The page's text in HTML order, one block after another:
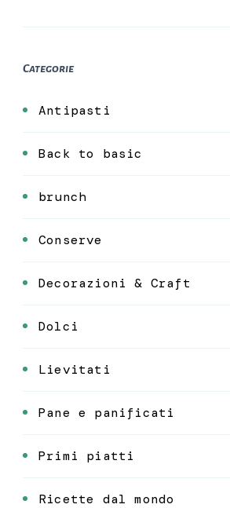
Categorie
Antipasti
Back to basic
brunch
Conserve
Decorazioni & Craft
Dolci
Lievitati
Pane e panificati
Primi piatti
Ricette dal mondo